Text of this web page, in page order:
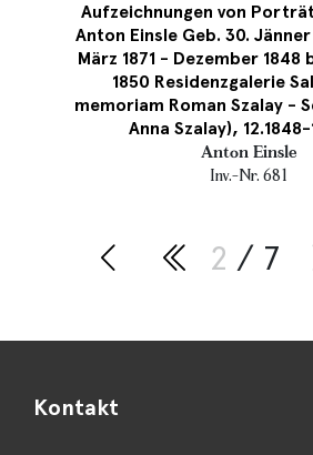
Aufzeichnungen von
Anton Einsle Geb. 30. Jänner
März 1871 - Dezember 1848
1850 Residenzgalerie
memoriam Roman Szalay -
Anna Szalay), 12.1848-
Anton Einsle
Inv.-Nr. 681
2 / 7
Kontakt